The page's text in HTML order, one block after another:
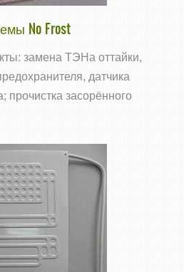
No Frost
замена ТЭНа оттайки,
датчика
прочистка засорённого